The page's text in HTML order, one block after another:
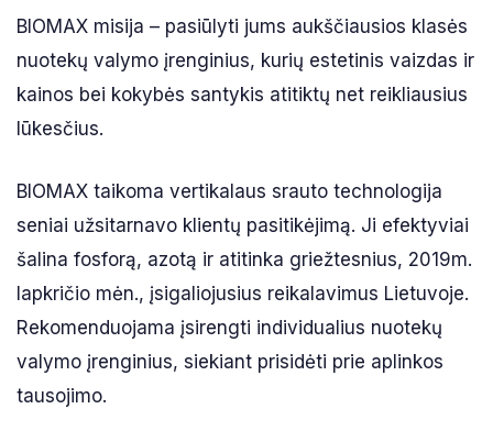
BIOMAX misija – pasiūlyti jums aukščiausios klasės
nuotekų valymo įrenginius, kurių estetinis vaizdas ir
kainos bei kokybės santykis atitiktų net reikliausius
lūkesčius.
BIOMAX taikoma vertikalaus srauto technologija
seniai užsitarnavo klientų pasitikėjimą. Ji efektyviai
šalina fosforą, azotą ir atitinka griežtesnius, 2019m.
lapkričio mėn., įsigaliojusius reikalavimus Lietuvoje.
Rekomenduojama įsirengti individualius nuotekų
valymo įrenginius, siekiant prisidėti prie aplinkos
tausojimo.